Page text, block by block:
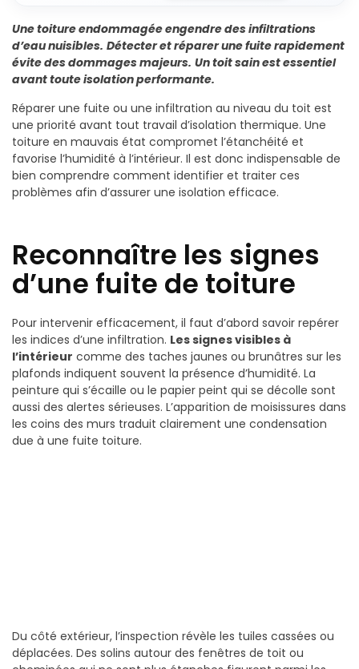
Une toiture endommagée engendre des infiltrations
d’eau nuisibles. Détecter et réparer une fuite rapidement
évite des dommages majeurs. Un toit sain est essentiel
avant toute isolation performante.
Réparer une fuite ou une infiltration au niveau du toit est
une priorité avant tout travail d’isolation thermique. Une
toiture en mauvais état compromet l’étanchéité et
favorise l’humidité à l’intérieur. Il est donc indispensable de
bien comprendre comment identifier et traiter ces
problèmes afin d’assurer une isolation efficace.
Reconnaître les signes
d’une fuite de toiture
Pour intervenir efficacement, il faut d’abord savoir repérer
les indices d’une infiltration. Les signes visibles à
l’intérieur comme des taches jaunes ou brunâtres sur les
plafonds indiquent souvent la présence d’humidité. La
peinture qui s’écaille ou le papier peint qui se décolle sont
aussi des alertes sérieuses. L’apparition de moisissures dans
les coins des murs traduit clairement une condensation
due à une fuite toiture.
Du côté extérieur, l’inspection révèle les tuiles cassées ou
déplacées. Des solins autour des fenêtres de toit ou